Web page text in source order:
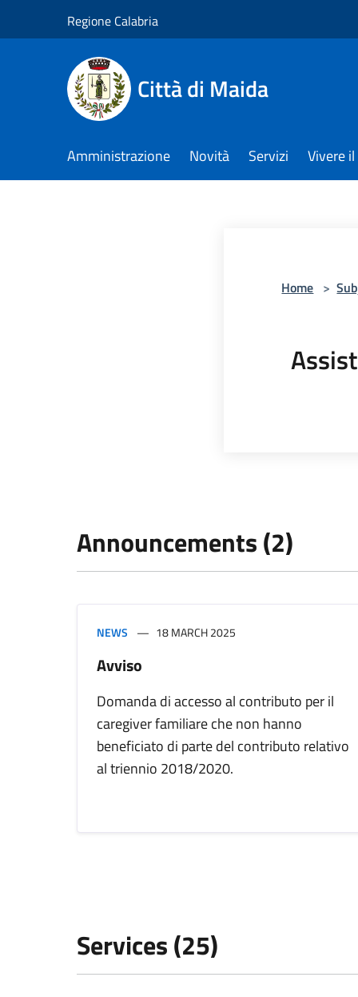
Regione Calabria
Città di Maida
Amministrazione Novità Servizi Vivere
Home >
Announcements (2)
NEWS 18 MARCH 2025
Avviso
Domanda di accesso al contributo per il
caregiver familiare che non hanno
beneficiato di parte del contributo relativo
al triennio 2018/2020.
Services (25)